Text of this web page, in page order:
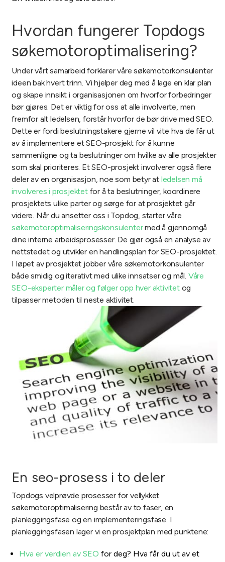
Hvordan fungerer Topdogs
søkemotoroptimalisering?
Under vårt samarbeid forklarer våre søkemotorkonsulenter
ideen bak hvert trinn. Vi hjelper deg med å lage en klar plan
og skape innsikt i organisasjonen om hvorfor forbedringer
bør gjøres. Det er viktig for oss at alle involverte, men
fremfor alt ledelsen, forstår hvorfor de bør drive med SEO.
Dette er fordi beslutningstakere gjerne vil vite hva de får ut
av å implementere et SEO-prosjekt for å kunne
sammenligne og ta beslutninger om hvilke av alle prosjekter
som skal prioriteres. Et SEO-prosjekt involverer også flere
deler av en organisasjon, noe som betyr at ledelsen må
involveres i prosjektet for å ta beslutninger, koordinere
prosjektets ulike parter og sørge for at prosjektet går
videre. Når du ansetter oss i Topdog, starter våre
søkemotoroptimaliseringskonsulentermed å gjennomgå
dine interne arbeidsprosesser. De gjør også en analyse av
nettstedet og utvikler en handlingsplan for SEO-prosjektet.
I løpet av prosjektet jobber våre søkemotorkonsulenter
både smidig og iterativt med ulike innsatser og mål. Våre
SEO-eksperter måler og følger opp hver aktivitet og
tilpasser metoden til neste aktivitet.
En seo-prosess i to deler
Topdogs velprøvde prosesser for vellykket
søkemotoroptimalisering består av to faser, en
planleggingsfase og en implementeringsfase. I
planleggingsfasen lager vi en prosjektplan med punktene:
Hva er verdien av SEO for deg? Hva får du ut av et